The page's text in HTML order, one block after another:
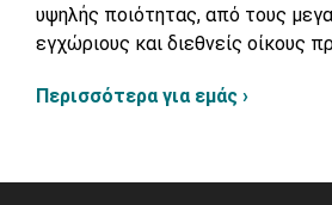
υψηλής ποιότητας, από τους
εγχώριους και διεθνείς οίκους
Περισσότερα για εμάς ›